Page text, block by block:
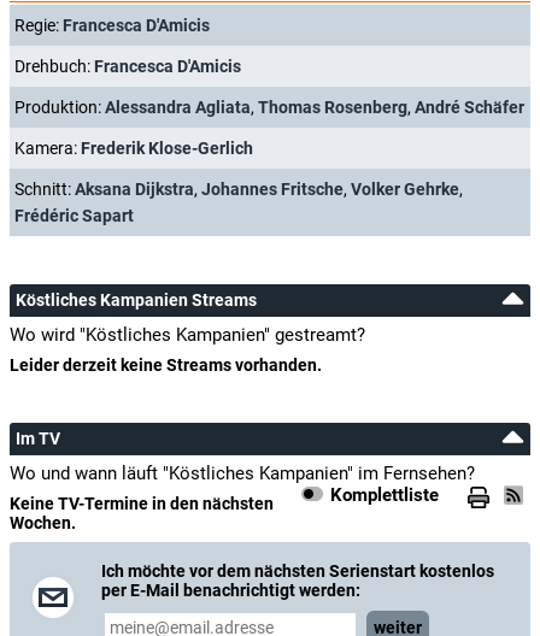
Regie: Francesca D'Amicis
Drehbuch: Francesca D'Amicis
Produktion:Alessandra Agliata, Thomas Rosenberg, André Schäfer
Kamera: Frederik Klose-Gerlich
Schnitt:Aksana Dijkstra, Johannes Fritsche, Volker Gehrke,
Frédéric Sapart
Köstliches Kampanien Streams
Wo wird "Köstliches Kampanien" gestreamt?
Leider derzeit keine Streams vorhanden.
Im TV
Wo und wann läuft "Köstliches Kampanien" im Fernsehen?
Komplettliste
Keine TV-Termine in den nächsten
Wochen.
Ich möchte vor dem nächsten Serienstart kostenlos
per E-Mail benachrichtigt werden:
weiter